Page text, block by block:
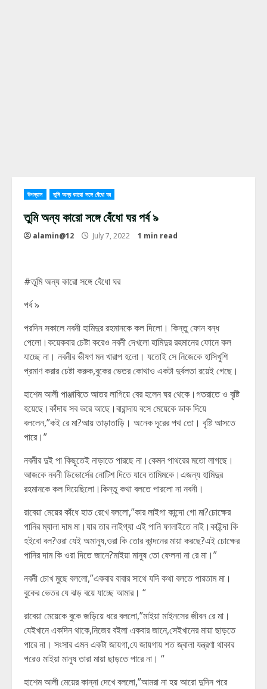
উপন্যাস তুমি অন্য কারো সঙ্গে বেঁধো ঘর
তুমি অন্য কারো সঙ্গে বেঁধো ঘর পর্ব ৯
alamin@12 July 7, 2022 1 min read
#তুমি অন্য কারো সঙ্গে বেঁধো ঘর
পর্ব ৯
পরদিন সকালে নবনী হামিদুর রহমানকে কল দিলো। কিন্তু ফোন বন্ধ
পেলো।কয়েকবার চেষ্টা করেও নবনী দেখলো হামিদুর রহমানের ফোনে কল
যাচ্ছে না। নবনীর ভীষণ মন খারাপ হলো। যতোই সে নিজেকে হাসিখুশি
প্রমাণ করার চেষ্টা করুক,বুকের ভেতর কোথাও একটা দুর্বলতা রয়েই গেছে।
হাশেম আলী পাঞ্জাবিতে আতর লাগিয়ে বের হলেন ঘর থেকে।গতরাতে ও বৃষ্টি
হয়েছে।কাঁদায় সব ভরে আছে।বারান্দায় বসে মেয়েকে ডাক দিয়ে
বললেন,”কই রে মা?আয় তাড়াতাড়ি। অনেক দূরের পথ তো। বৃষ্টি আসতে
পারে।”
নবনীর দুই পা কিছুতেই নাড়াতে পারছে না।কেমন পাথরের মতো লাগছে।
আজকে নবনী ডিভোর্সের নোটিশ দিতে যাবে তামিমকে।এজন্য হামিদুর
রহমানকে কল দিয়েছিলো।কিন্তু কথা বলতে পারলো না নবনী।
রাবেয়া মেয়ের কাঁধে হাত রেখে বললো,”কার লাইগা কান্দো গো মা?চোক্ষের
পানির ম্যালা দাম মা।যার তার লাইগ্যা এই পানি ফালাইতে নাই।কাইন্দা কি
হইবো বল?ওরা যেই অমানুষ,ওরা কি তোর কান্দনের মায়া করছে?এই চোক্ষের
পানির দাম কি ওরা দিতে জানে?মাইয়া মানুষ তো ফেলনা না রে মা।”
নবনী চোখ মুছে বললো,”একবার বাবার সাথে যদি কথা বলতে পারতাম মা।
বুকের ভেতর যে ঝড় বয়ে যাচ্ছে আমার। “
রাবেয়া মেয়েকে বুকে জড়িয়ে ধরে বললো,”মাইয়া মাইনসের জীবন রে মা।
যেইখানে একদিন থাকে,নিজের বইলা একবার জানে,সেইখানের মায়া ছাড়তে
পারে না। সংসার এমন একটা জায়গা,যে জায়গায় শত জ্বালা যন্ত্রণা থাকার
পরেও মাইয়া মানুষ তারা মায়া ছাড়তে পারে না। “
হাশেম আলী মেয়ের কান্না দেখে বললো,”আমরা না হয় আরো দুদিন পরে